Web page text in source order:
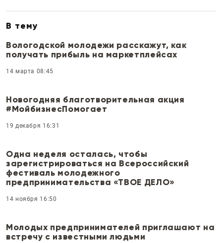
В тему
Вологодской молодежи расскажут, как
получать прибыль на маркетплейсах
14 марта 08:45
Новогодняя благотворительная акция
#МойбизнесПомогает
19 декабря 16:31
Одна неделя осталась, чтобы
зарегистрироваться на Всероссийский
фестиваль молодежного
предпринимательства «ТВОЕ ДЕЛО»
14 ноября 16:50
Молодых предпринимателей приглашают на
встречу с известными людьми